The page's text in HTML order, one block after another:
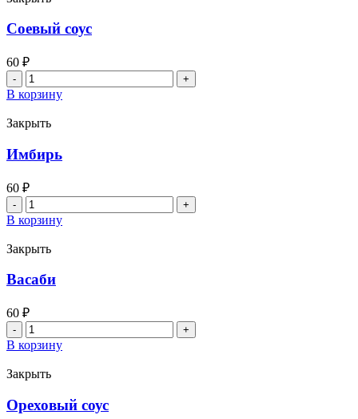
Соевый соус
60 ₽
Количество
товара
Соевый
соус
В корзину
Закрыть
Имбирь
60 ₽
Количество
товара
Имбирь
В корзину
Закрыть
Васаби
60 ₽
Количество
товара
Васаби
В корзину
Закрыть
Ореховый соус